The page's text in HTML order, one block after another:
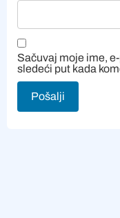
Sačuvaj moje ime,
sledeći put kada